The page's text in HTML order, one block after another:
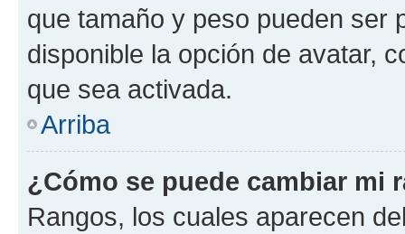
que tamaño y peso pueden ser
disponible la opción de avatar,
que sea activada.
Arriba
¿Cómo se puede cambiar mi
Rangos, los cuales aparecen